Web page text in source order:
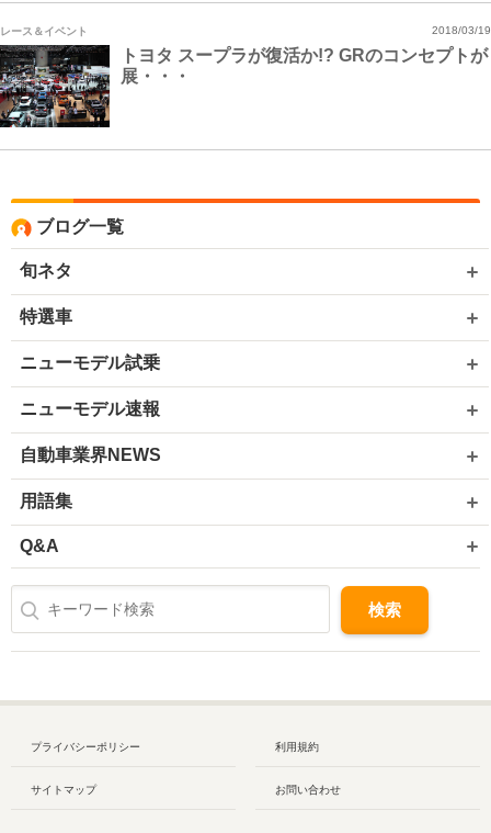
レース＆イベント
トヨタ スープラが復活か!? GRのコンセプトが
展・・・
2018/03/19
ブログ一覧
旬ネタ
特選車
ニューモデル試乗
ニューモデル速報
自動車業界NEWS
用語集
Q&A
プライバシーポリシー 利用規約
サイトマップ お問い合わせ